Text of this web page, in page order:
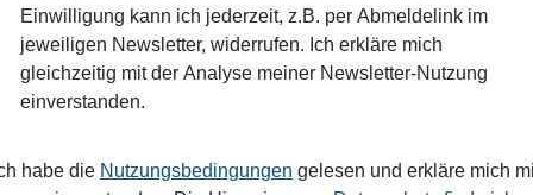
Einwilligung kann ich jederzeit, z.B. per Abmeldelink im
jeweiligen Newsletter, widerrufen. Ich erkläre mich
gleichzeitig mit der Analyse meiner Newsletter-Nutzung
einverstanden.
habe die Nutzungsbedingungen gelesen und erkläre mich